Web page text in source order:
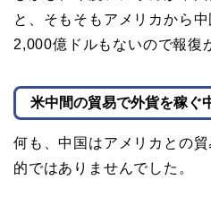
と、そもそもアメリカから
2,000億ドルもないので報復
米中間の貿易で外貨を稼ぐ
何も、中国はアメリカとの
的ではありませんでした。